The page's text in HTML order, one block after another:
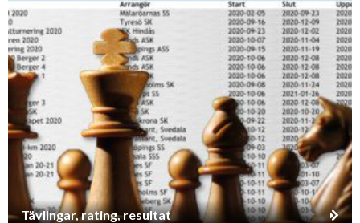
Tävlingar, rating, resultat